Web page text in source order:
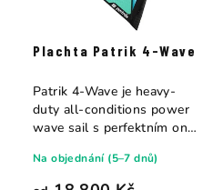
Plachta Patrik 4-Wave
Na objednání (5–7 dnů)
Patrik 4-Wave je heavy-
duty all-conditions power
wave sail s perfektním on-